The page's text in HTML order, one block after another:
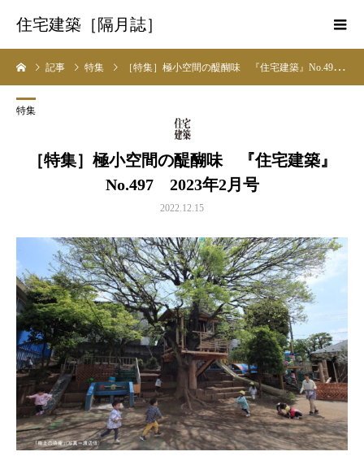
住宅建築［隔月誌］
記事 特集 ［特集］極小空間の醍醐味 『住宅建築』No.497 2023年2月号
特集
［特集］極小空間の醍醐味 『住宅建築』
No.497 2023年2月号
2022.12.15